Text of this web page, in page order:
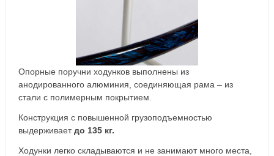
Опорные поручни ходунков выполнены из
анодированного алюминия, соединяющая рама – из
стали с полимерным покрытием.
Конструкция с повышенной грузоподъемностью
выдерживаетдо 135 кг.
Ходунки легко складываются и не занимают много места,